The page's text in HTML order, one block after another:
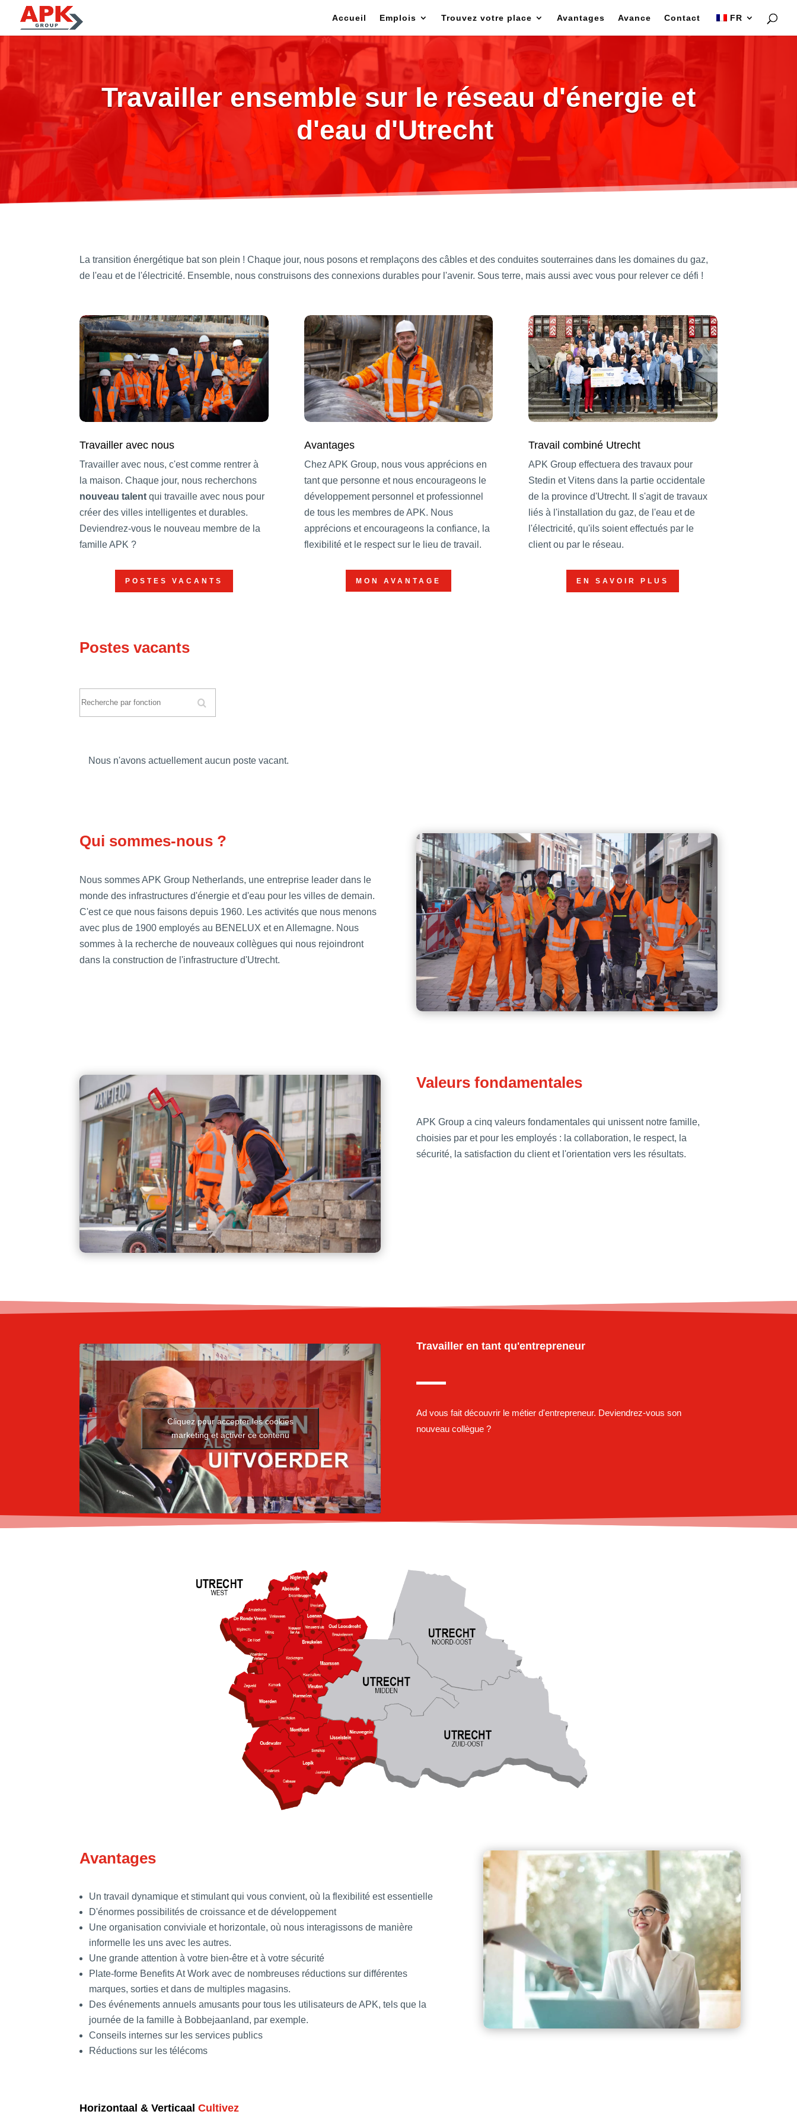
Accueil Emplois Trouvez votre place Avantages Avance Contact FR
Travailler ensemble sur le réseau d'énergie et
d'eau d'Utrecht
La transition énergétique bat son plein ! Chaque jour, nous posons et remplaçons des câbles et des conduites souterraines dans les domaines du gaz,
de l'eau et de l'électricité. Ensemble, nous construisons des connexions durables pour l'avenir. Sous terre, mais aussi avec vous pour relever ce défi !
Travailler avec nous
Travailler avec nous, c'est comme rentrer à
la maison. Chaque jour, nous recherchons
nouveau talent qui travaille avec nous pour
créer des villes intelligentes et durables.
Deviendrez-vous le nouveau membre de la
famille APK ?
POSTES VACANTS
Avantages
Chez APK Group, nous vous apprécions en
tant que personne et nous encourageons le
développement personnel et professionnel
de tous les membres de APK. Nous
apprécions et encourageons la confiance, la
flexibilité et le respect sur le lieu de travail.
MON AVANTAGE
Travail combiné Utrecht
APK Group effectuera des travaux pour
Stedin et Vitens dans la partie occidentale
de la province d'Utrecht. Il s'agit de travaux
liés à l'installation du gaz, de l'eau et de
l'électricité, qu'ils soient effectués par le
client ou par le réseau.
EN SAVOIR PLUS
Postes vacants
p
Nous n'avons actuellement aucun poste vacant.
Qui sommes-nous ?
Nous sommes APK Group Netherlands, une entreprise leader dans le
monde des infrastructures d'énergie et d'eau pour les villes de demain.
C'est ce que nous faisons depuis 1960. Les activités que nous menons
avec plus de 1900 employés au BENELUX et en Allemagne. Nous
sommes à la recherche de nouveaux collègues qui nous rejoindront
dans la construction de l'infrastructure d'Utrecht.
Valeurs fondamentales
APK Group a cinq valeurs fondamentales qui unissent notre famille,
choisies par et pour les employés : la collaboration, le respect, la
sécurité, la satisfaction du client et l'orientation vers les résultats.
Cliquez pour accepter les cookies
marketing et activer ce contenu
Travailler en tant qu'entrepreneur
Ad vous fait découvrir le métier d'entrepreneur. Deviendrez-vous son
nouveau collègue ?
Avantages
Un travail dynamique et stimulant qui vous convient, où la flexibilité est essentielle
D'énormes possibilités de croissance et de développement
Une organisation conviviale et horizontale, où nous interagissons de manière
informelle les uns avec les autres.
Une grande attention à votre bien-être et à votre sécurité
Plate-forme Benefits At Work avec de nombreuses réductions sur différentes
marques, sorties et dans de multiples magasins.
Des événements annuels amusants pour tous les utilisateurs de APK, tels que la
journée de la famille à Bobbejaanland, par exemple.
Conseils internes sur les services publics
Réductions sur les télécoms
Horizontaal & VerticaalCultivez